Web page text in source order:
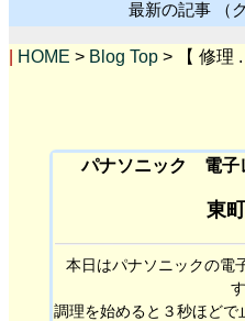
最新の記事 （
HOME > Blog Top > 【 修理 .
パナソニック 電子
東
本日はパナソニックの電
す
調理を始めると３秒ほどで